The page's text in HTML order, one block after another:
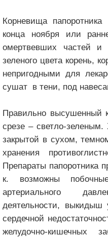
Корневища
конца ноября или
омертвевших частей и
зеленого цвета корень,
непригодными для
сушат в тени, под
Правильно высушенный
срезе – светло-зеленым.
закрытой в сухом,
хранения
Препараты папоротника
к. возможны
артериального
деятельности, выкидыш
сердечной
желудочно-кишечных